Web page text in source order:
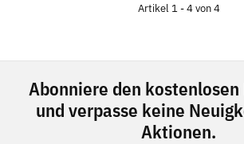
Artikel 1 - 4 von 4
Abonniere den
und verpasse keine
Aktionen.